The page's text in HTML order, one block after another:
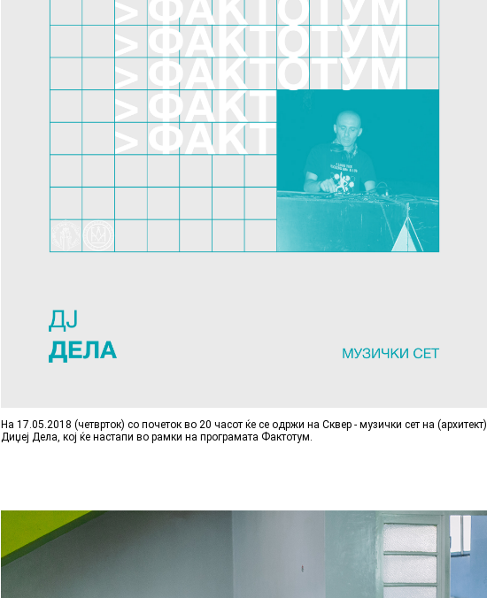
На 17.05.2018 (четврток) со почеток во 20 часот ќе се одржи на Сквер - музички сет на (архитект)
Диџеј Дела, кој ќе настапи во рамки на програмата Фактотум.